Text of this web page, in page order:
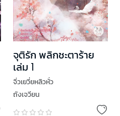
จุติรัก พลิกชะตาร้าย
เล่ม 1
จิ่วเยวี่ยหลิวหั่ว
ถังเจวียน